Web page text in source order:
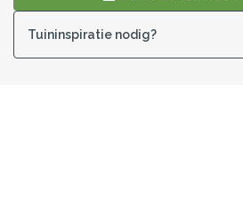
Tuininspiratie nodig?